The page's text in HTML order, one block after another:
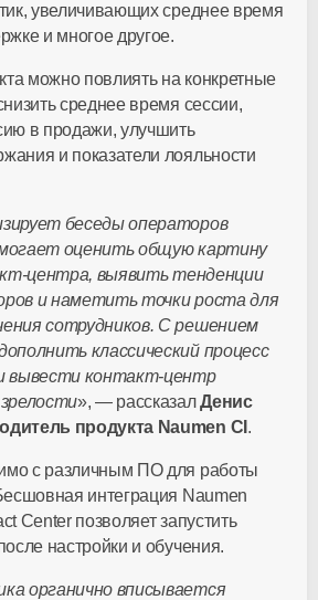
увеличивающих среднее время
и многое другое.
можно повлиять на конкретные
среднее время сессии,
в продажи, улучшить
и показатели лояльности
беседы операторов
оценить общую картину
центра, выявить тенденции
и наметить точки роста для
сотрудников. С решением
классический процесс
вывести контакт-центр
», — рассказалДенис
продукта Naumen CI .
с различным ПО для работы
интеграция Naumen
Center позволяет запустить
настройки и обучения.
органично вписывается